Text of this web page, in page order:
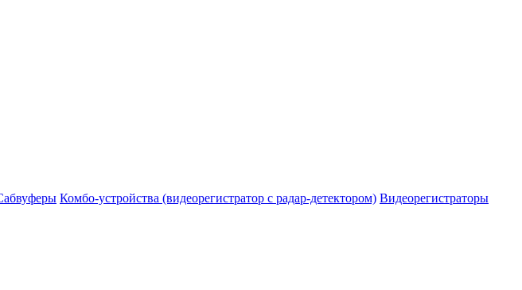
Комбо-устройства (видеорегистратор с радар-детектором) Видеорегистраторы